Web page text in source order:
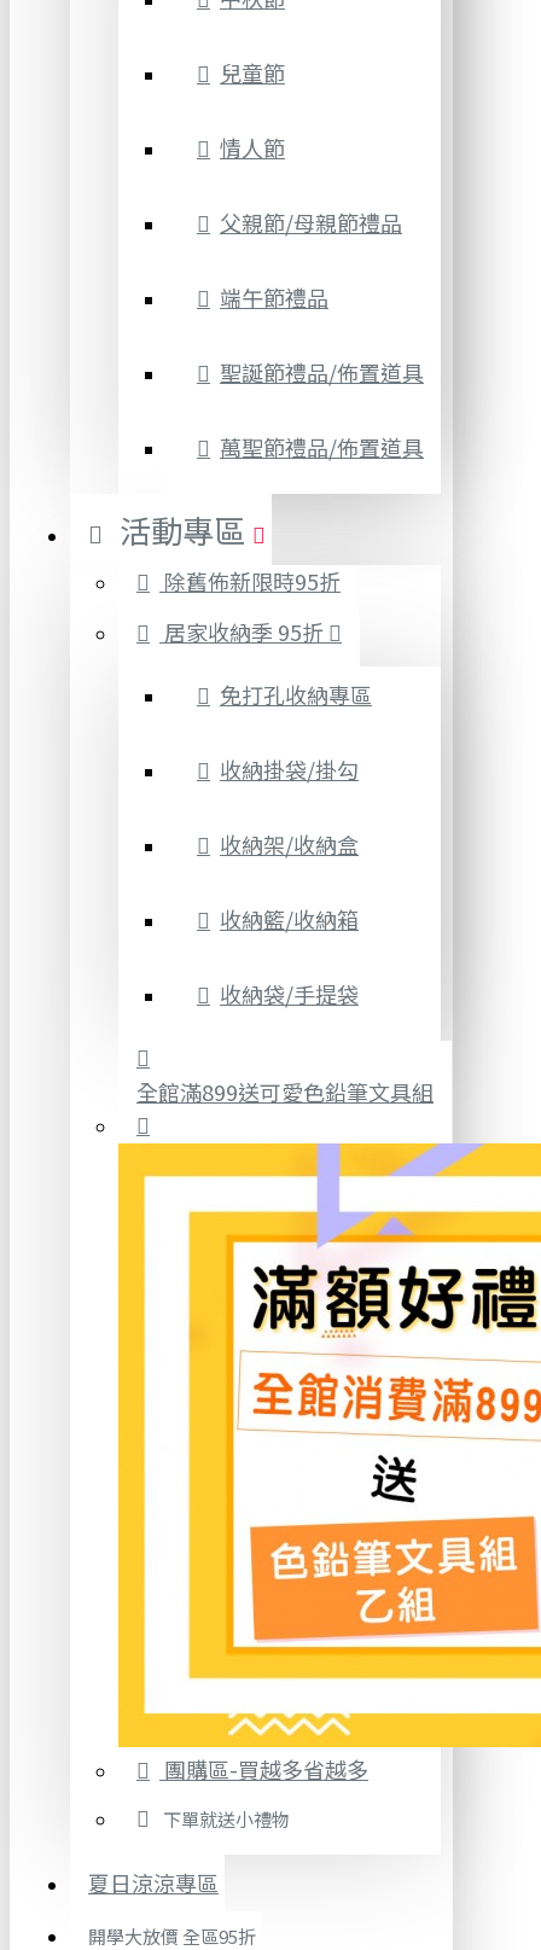
兒童節
情人節
父親節/母親節禮品
端午節禮品
聖誕節禮品/佈置道具
萬聖節禮品/佈置道具
活動專區
除舊佈新限時95折
居家收納季 95折
免打孔收納專區
收納掛袋/掛勾
收納架/收納盒
收納籃/收納箱
收納袋/手提袋
全館滿899送可愛色鉛筆文具組
團購區-買越多省越多
下單就送小禮物
夏日涼涼專區
開學大放價 全區95折